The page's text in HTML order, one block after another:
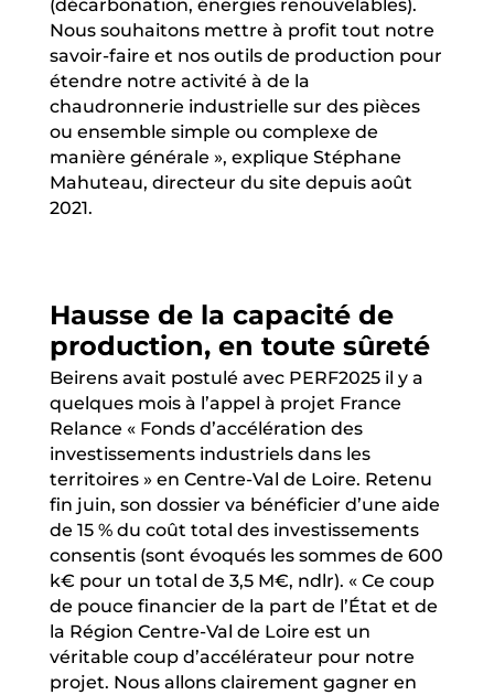
(décarbonation, énergies renouvelables).
Nous souhaitons mettre à profit tout notre
savoir-faire et nos outils de production pour
étendre notre activité à de la
chaudronnerie industrielle sur des pièces
ou ensemble simple ou complexe de
manière générale », explique Stéphane
Mahuteau, directeur du site depuis août
2021.
Hausse de la capacité de
production, en toute sûreté
Beirens avait postulé avec PERF2025 il y a
quelques mois à l’appel à projet France
Relance « Fonds d’accélération des
investissements industriels dans les
territoires » en Centre-Val de Loire. Retenu
fin juin, son dossier va bénéficier d’une aide
de 15 % du coût total des investissements
consentis (sont évoqués les sommes de 600
k€ pour un total de 3,5 M€, ndlr). « Ce coup
de pouce financier de la part de l’État et de
la Région Centre-Val de Loire est un
véritable coup d’accélérateur pour notre
projet. Nous allons clairement gagner en